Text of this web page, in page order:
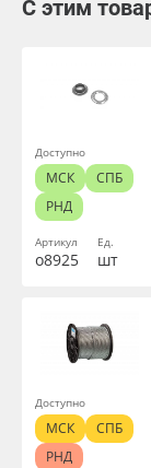
С этим
Артикул
о8925
Ед.
шт
Доступно
МСК
СПБ
РНД
Доступно
МСК
СПБ
РНД